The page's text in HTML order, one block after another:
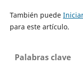
También puede
para este artículo.
Palabras clave